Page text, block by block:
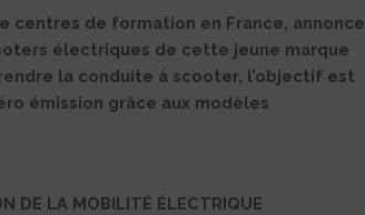
centres de formation en France, annonce
électriques de cette jeune marque
la conduite à scooter, l’objectif est
émission grâce aux modèles
DE LA MOBILITÉ ÉLECTRIQUE